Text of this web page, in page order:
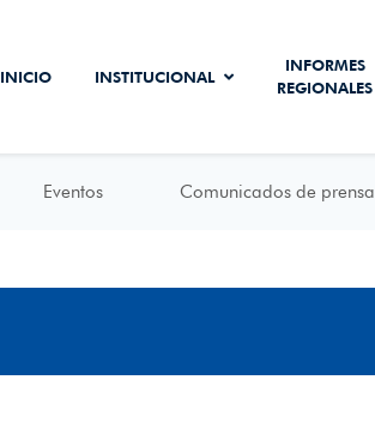
INICIO INSTITUCIONAL
INFORMES
REGIONALES
Eventos Comunicados de prensa